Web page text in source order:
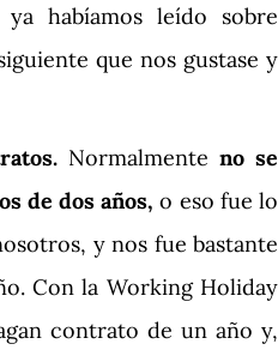
habíamos leído sobre
que nos gustase y
Normalmente no se
de dos años,o eso fue lo
y nos fue bastante
Con la Working Holiday
contrato de un año y,